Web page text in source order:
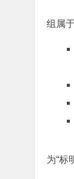
组属
为“标